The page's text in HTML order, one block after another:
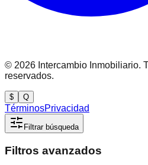
© 2026 Intercambio Inmobiliario.
reservados.
$ Q
TérminosPrivacidad
Filtrar búsqueda
Filtros avanzados